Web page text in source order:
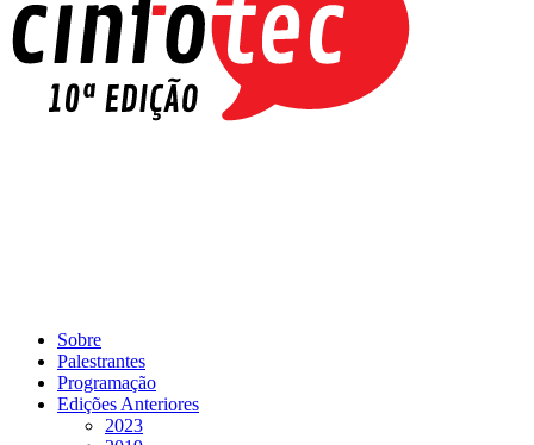
Sobre
Palestrantes
Programação
Edições Anteriores
2023